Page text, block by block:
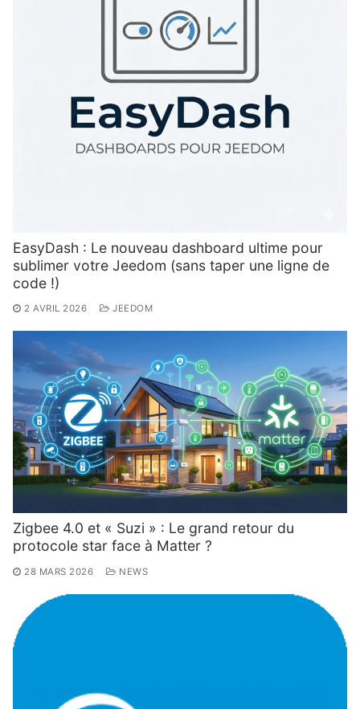
EasyDash : Le nouveau dashboard ultime pour
sublimer votre Jeedom (sans taper une ligne de
code !)
2 AVRIL 2026 JEEDOM
Zigbee 4.0 et « Suzi » : Le grand retour du
protocole star face à Matter ?
28 MARS 2026 NEWS